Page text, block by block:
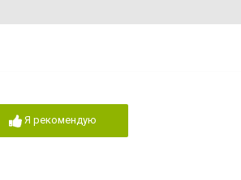
Я рекомендую